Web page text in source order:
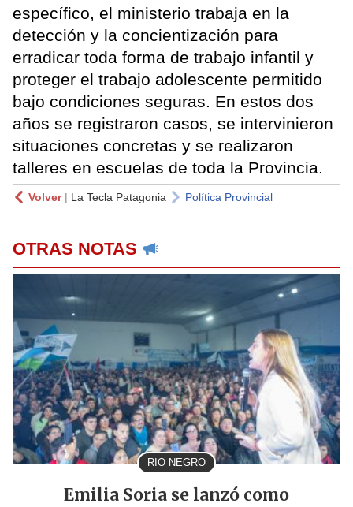
específico, el ministerio trabaja en la
detección y la concientización para
erradicar toda forma de trabajo infantil y
proteger el trabajo adolescente permitido
bajo condiciones seguras. En estos dos
años se registraron casos, se intervinieron
situaciones concretas y se realizaron
talleres en escuelas de toda la Provincia.
Volver| La Tecla Patagonia Política Provincial
OTRAS NOTAS
RIO NEGRO
Emilia Soria se lanzó como